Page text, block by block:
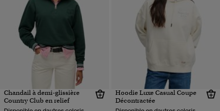
Chandail à demi-glissière
Country Club en relief
Hoodie Luxe Casual Coupe
Décontractée